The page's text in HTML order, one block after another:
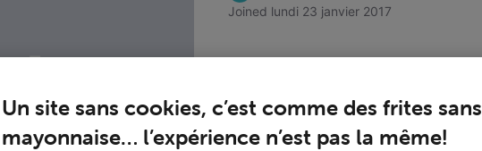
J
Joined lundi 23 janvier 2017
Un site sans cookies, c’est comme des frites sans
mayonnaise… l’expérience n’est pas la même!